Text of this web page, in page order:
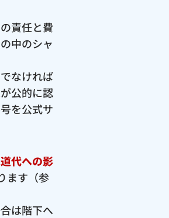
責任と費
中のシャ
なければ
公的に認
を公式サ
代への影
ます（参
は階下へ